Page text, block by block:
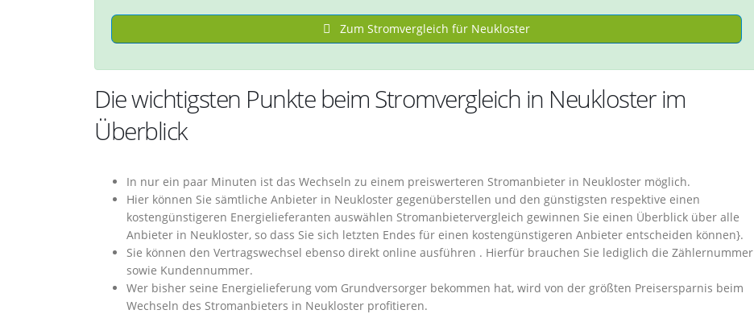
Zum Stromvergleich für Neukloster
Die wichtigsten Punkte beim Stromvergleich in Neukloster im
Überblick
In nur ein paar Minuten ist das Wechseln zu einem preiswerteren Stromanbieter in Neukloster möglich.
Hier können Sie sämtliche Anbieter in Neukloster gegenüberstellen und den günstigsten respektive einen
kostengünstigeren Energielieferanten auswählen Stromanbietervergleich gewinnen Sie einen Überblick über alle
Anbieter in Neukloster, so dass Sie sich letzten Endes für einen kostengünstigeren Anbieter entscheiden können}.
Sie können den Vertragswechsel ebenso direkt online ausführen . Hierfür brauchen Sie lediglich die Zählernummer
sowie Kundennummer.
Wer bisher seine Energielieferung vom Grundversorger bekommen hat, wird von der größten Preisersparnis beim
Wechseln des Stromanbieters in Neukloster profitieren.